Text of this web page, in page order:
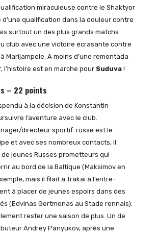
miraculeuse contre le Shaktyor
d’une qualification dans la douleur contre
surtout un des plus grands matchs
club avec une victoire écrasante contre
Marijampole. A moins d’une remontada
l’histoire est en marche pour Suduva !
– 22 points
à la décision de Konstantin
l’aventure avec le club.
directeur sportif russe est le
et avec ses nombreux contacts, il
jeunes Russes prometteurs qui
au bord de la Baltique (Maksimov en
mais il filait à Trakai à l’entre-
à placer de jeunes espoirs dans des
(Edvinas Gertmonas au Stade rennais).
rester une saison de plus. Un de
Andrey Panyukov, après une